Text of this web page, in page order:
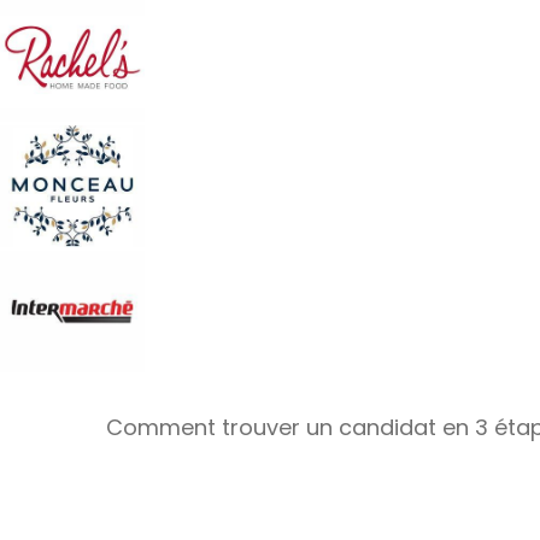
Comment trouver un candidat en 3